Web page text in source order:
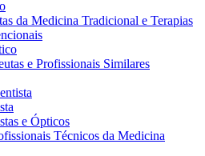
da Medicina Tradicional e Terapias
e Profissionais Similares
e Ópticos
Técnicos da Medicina